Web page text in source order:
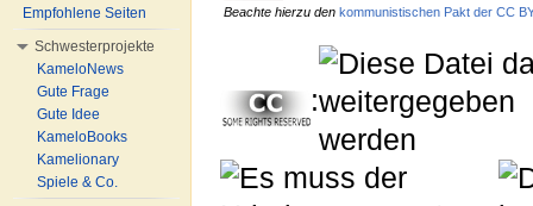
Beachte hierzu den kommunistischen Pakt der CC
:
Empfohlene Seiten
Schwesterprojekte
KameloNews
Gute Frage
Gute Idee
KameloBooks
Kamelionary
Spiele & Co.